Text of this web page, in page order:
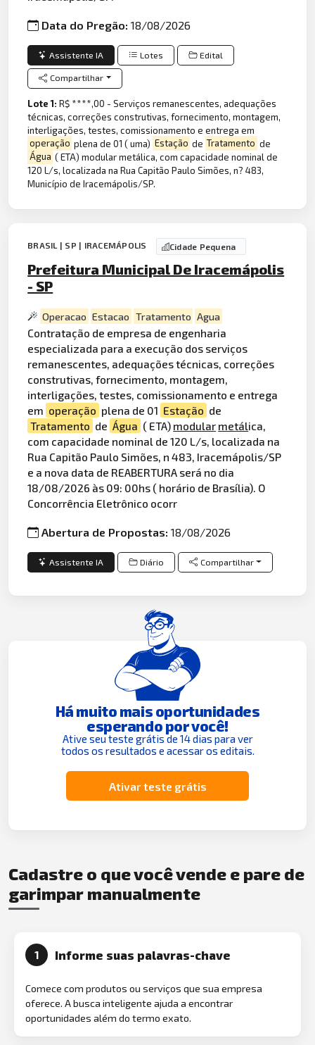
Data do Pregão:18/08/2026
Assistente IA Lotes Edital
Compartilhar
Lote 1:R$ ****,00 - Serviços remanescentes, adequações
técnicas, correções construtivas, fornecimento, montagem,
interligações, testes, comissionamento e entrega em
operação plena de 01 ( uma) Estação de Tratamento de
Água ( ETA) modular metálica, com capacidade nominal de
120 L/s, localizada na Rua Capitão Paulo Simões, n? 483,
Município de Iracemápolis/SP.
BRASIL | SP | IRACEMÁPOLIS Cidade Pequena
Prefeitura Municipal De Iracemápolis
- SP
Operacao Estacao Tratamento Agua
Contratação de empresa de engenharia
especializada para a execução dos serviços
remanescentes, adequações técnicas, correções
construtivas, fornecimento, montagem,
interligações, testes, comissionamento e entrega
em operação plena de 01 Estação de
Tratamento de Água ( ETA) modular metálica,
com capacidade nominal de 120 L/s, localizada na
Rua Capitão Paulo Simões, n 483, Iracemápolis/SP
e a nova data de REABERTURA será no dia
18/08/2026 às 09: 00hs ( horário de Brasília). O
Concorrência Eletrônico ocorr
Abertura de Propostas:18/08/2026
Assistente IA Diário Compartilhar
Há muito mais oportunidades
esperando por você!
Ative seu teste grátis de 14 dias para ver
todos os resultados e acessar os editais.
Ativar teste grátis
Cadastre o que você vende e pare de
garimpar manualmente
1 Informe suas palavras-chave
Comece com produtos ou serviços que sua empresa
oferece. A busca inteligente ajuda a encontrar
oportunidades além do termo exato.